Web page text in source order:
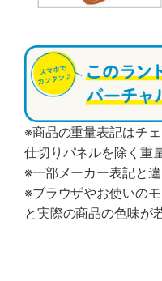
※商品の重量表記はチ
仕切りパネルを除く重
※一部メーカー表記と
※ブラウザやお使いの
と実際の商品の色味が